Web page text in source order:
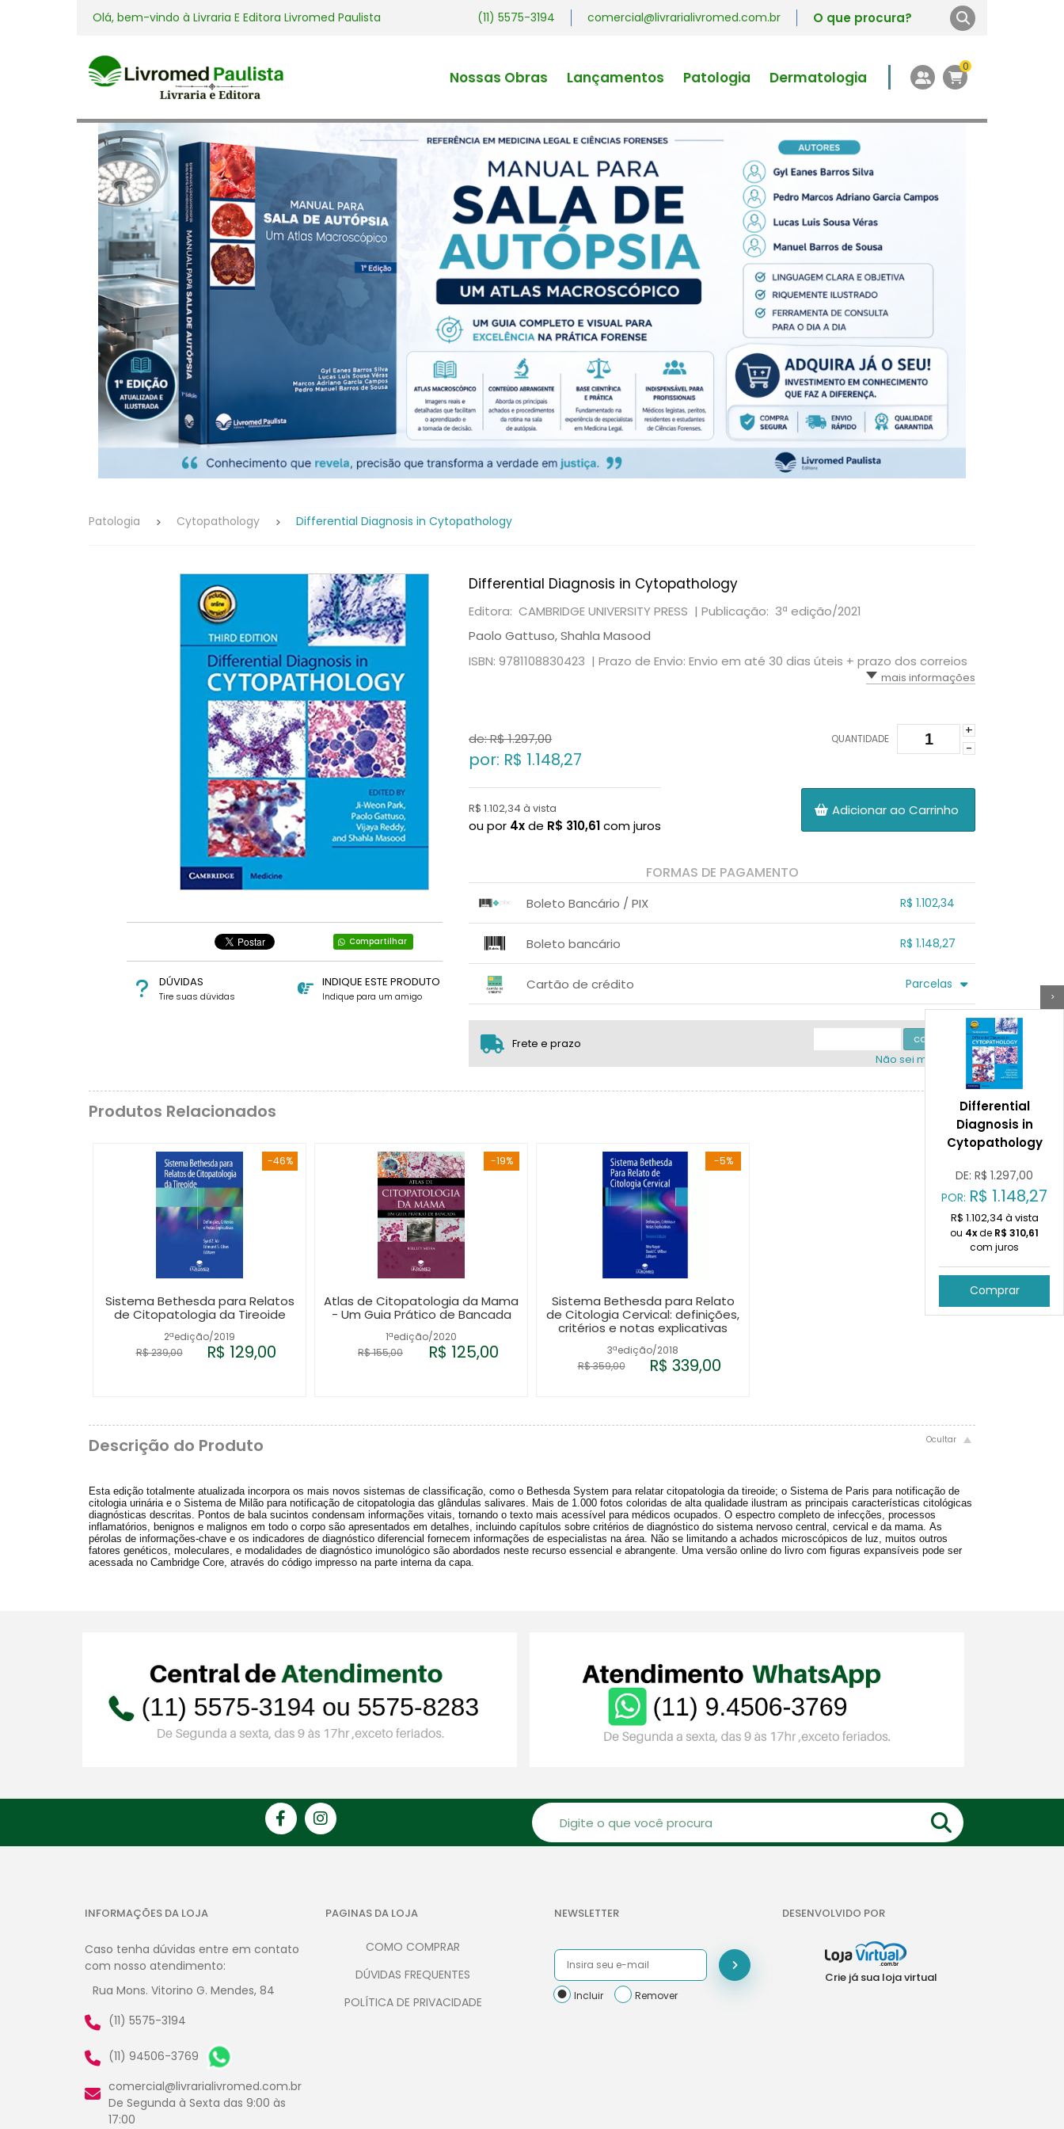
Olá, bem-vindo à Livraria E Editora Livromed Paulista (11) 5575-3194 comercial@livrarialivromed.com.br
Nossas Obras Lançamentos Patologia Dermatologia
0
>
Differential
Diagnosis in
Cytopathology
DE: R$ 1.297,00
POR: R$ 1.148,27
R$ 1.102,34 à vista
ou 4xde R$ 310,61
com juros
Comprar
Patologia Cytopathology Differential Diagnosis in Cytopathology
Compartilhar
DÚVIDAS
Tire suas dúvidas
INDIQUE ESTE PRODUTO
Indique para um amigo
Differential Diagnosis in Cytopathology
Editora: CAMBRIDGE UNIVERSITY PRESS | Publicação: 3ª edição/2021
Paolo Gattuso, Shahla Masood
ISBN: 9781108830423 | Prazo de Envio: Envio em até 30 dias úteis + prazo dos correios
mais informações
de: R$1.297,00
por: R$ 1.148,27
R$ 1.102,34 à vista
ou por 4xde R$ 310,61com juros
QUANTIDADE
+
-
Adicionar ao Carrinho
FORMAS DE PAGAMENTO
Boleto Bancário / PIX
R$ 1.102,34
Boleto bancário
R$ 1.148,27
Cartão de crédito
Parcelas
......
Frete e prazo
calcular
Não sei meu cep
Produtos Relacionados
-46%
2ªedição/2019
Sistema Bethesda para Relatos
de Citopatologia da Tireoide
R$ 239,00 R$ 129,00
-19%
1ªedição/2020
Atlas de Citopatologia da Mama
- Um Guia Prático de Bancada
R$ 155,00 R$ 125,00
-5%
3ªedição/2018
Sistema Bethesda para Relato
de Citologia Cervical: definições,
critérios e notas explicativas
R$ 359,00 R$ 339,00
Descrição do Produto
Esta edição totalmente atualizada incorpora os mais novos sistemas de classificação, como o Bethesda System para relatar citopatologia da tireoide; o Sistema de Paris para notificação de
citologia urinária e o Sistema de Milão para notificação de citopatologia das glândulas salivares.
Mais de 1.000 fotos coloridas de alta qualidade ilustram as principais características citológicas
diagnósticas descritas.
Pontos de bala sucintos condensam informações vitais, tornando o texto mais acessível para médicos ocupados. O espectro completo de infecções, processos
inflamatórios, benignos e malignos em todo o corpo são apresentados em detalhes, incluindo capítulos sobre critérios de diagnóstico do sistema nervoso central, cervical e da mama. As
pérolas de informações-chave e os indicadores de diagnóstico diferencial fornecem informações de especialistas na área.
Não se limitando a achados microscópicos de luz, muitos outros
fatores genéticos, moleculares, e modalidades de diagnóstico imunológico são abordados neste recurso essencial e abrangente. Uma versão online do livro com figuras expansíveis pode ser
acessada no Cambridge Core, através do código impresso na parte interna da capa.
INFORMAÇÕES DA LOJA
Caso tenha dúvidas entre em contato
com nosso atendimento:
Rua Mons. Vitorino G. Mendes, 84
(11) 5575-3194
(11) 94506-3769
comercial@livrarialivromed.com.br
De Segunda à Sexta das 9:00 às
17:00
PAGINAS DA LOJA
COMO COMPRAR
DÚVIDAS FREQUENTES
POLÍTICA DE PRIVACIDADE
NEWSLETTER
Incluir Remover
DESENVOLVIDO POR
Crie já sua loja virtual